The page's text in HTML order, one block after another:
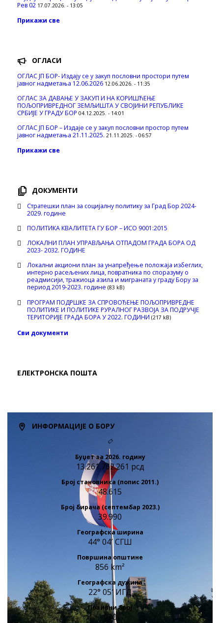
Рев 02 17.07.2026. - 13:05
Прикажи све
ОГЛАСИ
ОГЛАС ЈП БОР- Издају се у закуп пословни простори путем
јавног надметања 12.06.2026 12.06.2026. - 11:35
ОГЛАС ЗА ДАВАЊЕ У ЗАКУП И НА КОРИШЋЕЊЕ
ПОЉОПРИВРЕДНОГ ЗЕМЉИШТА У СВОЈИНИ РЕПУБЛИКЕ
СРБИЈЕ У ГРАДУ БОР 04.12.2025. - 14:01
ОГЛАС ЈП БОР – Издаје се у закуп пословни простор путем
јавног надметања 21.11.2025. 21.11.2025. - 06:57
Прикажи све
ДОКУМЕНТИ
Стратешки план за социјалну политику за Град Бор 2024-
2029. године
ПОЛИТИКА КВАЛИТЕТА ГУ БОР – ИСО 9001:2015
ЛОКАЛНИ ПЛАН УПРАВЉАЊА ОТПАДОМ ГРАДА БОРА ОД
2023- 2032. ГОДИНЕ
Локални акциони план за унапређење положаја избеглих,
интерно расељених лица, повратника по споразуму о
реадмисији, тражиоца азила и миграната у граду Бору за
период 2019-2023. године (83 kB)
ПРОГРАМ ПОДРШКЕ ЗА СПРОВОЂЕЊЕ ПОЉОПРИВРЕДНЕ
ПОЛИТИКЕ И ПОЛИТИКЕ РУРАЛНОГ РАЗВОЈА ЗА ПОДРУЧЈЕ
ТЕРИТОРИЈЕ ГРАДА БОРА У 2022. ГОДИНИ (217 kB)
Сви документи
ЕЛЕКТРОНСКА ПОШТА
ИНФОРМАЦИЈЕ О БОРУ
Буџет за 2026. годину
13.261.762.261 рсд
Број становника (попис 2011.)
48.615
Број бирача (септембар 2023.)
39.990
Географска ширина
44° 04′ СГШ
Површина општине
856 km²
Географска дужина
22° 05′ ИГД
Позивни број
030